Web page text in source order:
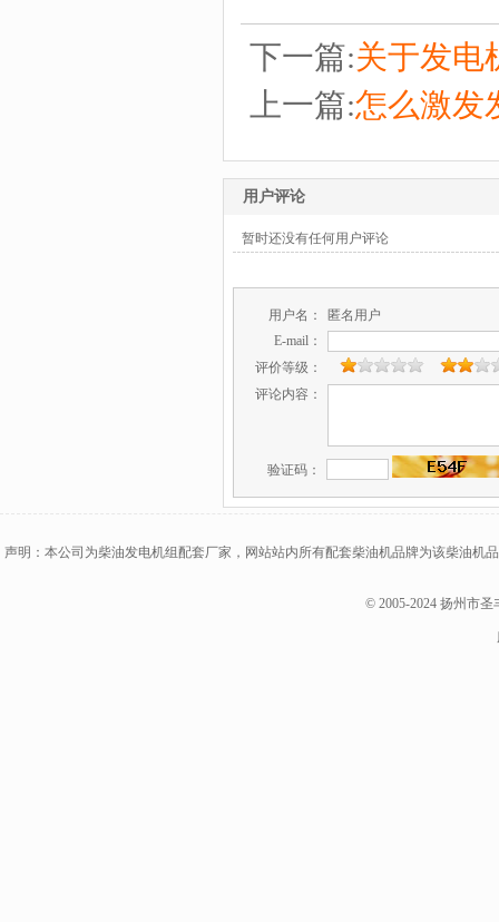
下一篇:关于发电
上一篇:怎么激发
用户评论
暂时还没有任何用户评论
用户名：
匿名用户
E-mail：
评价等级：
评论内容：
验证码：
声明：本公司为柴油发电机组配套厂家，网站站内所有配套柴油机品牌为该柴油
© 2005-2024 扬州市